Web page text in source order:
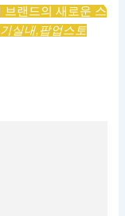
브랜드의 새로운 스
실내,팝업스토